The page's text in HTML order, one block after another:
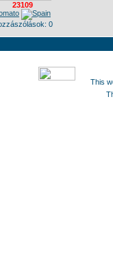
23109
0
This